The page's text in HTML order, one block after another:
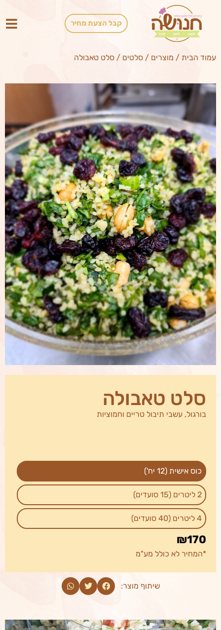
קבל הצעת מחיר
עמוד הבית / מוצרים / סלטים / סלט טאבולה
סלט טאבולה
בורגול, עשבי תיבול טריים וחמוציות
כוס אישית (12 יח')
2 ליטרים (15 סועדים)
4 ליטרים (40 סועדים)
₪170
₪150
*המחיר לא כולל מע"מ
שיתוף מוצר: